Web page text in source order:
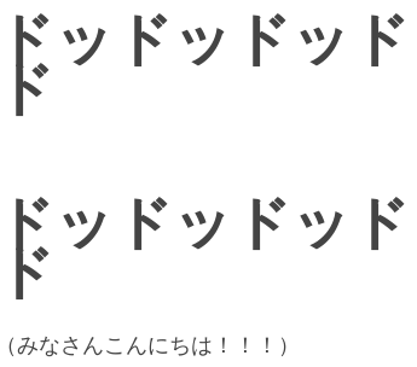
ドッドッドッ
ド
ドッドッドッ
ド
（みなさんこんにちは！！！）